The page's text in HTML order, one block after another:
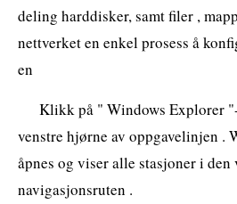
deling harddisker, samt filer ,
nettverket en enkel prosess å
en
Klikk på " Windows Explorer
venstre hjørne av oppgavelinjen .
åpnes og viser alle stasjoner i den
navigasjonsruten .